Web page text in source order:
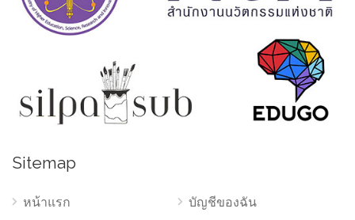
Sitemap
หน้าแรก
บัญชีของฉัน